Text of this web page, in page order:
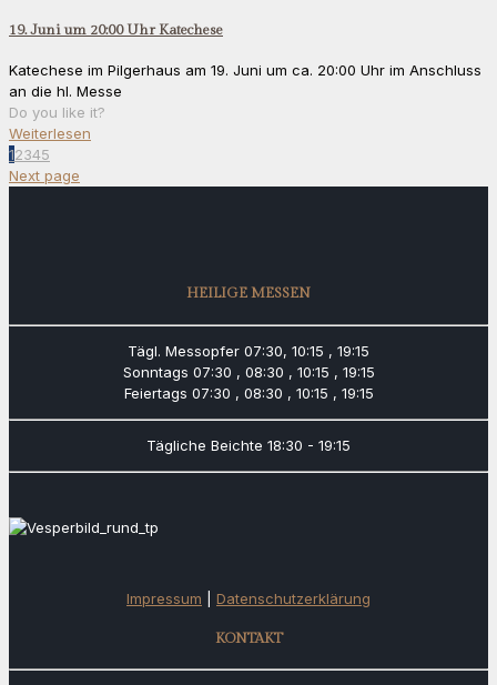
19. Juni um 20:00 Uhr Katechese
Katechese im Pilgerhaus am 19. Juni um ca. 20:00 Uhr im Anschluss
an die hl. Messe
Do you like it?
Weiterlesen
12345
Next page
HEILIGE MESSEN
Tägl. Messopfer 07:30, 10:15 , 19:15
Sonntags 07:30 , 08:30 , 10:15 , 19:15
Feiertags 07:30 , 08:30 , 10:15 , 19:15
Tägliche Beichte 18:30 - 19:15
Impressum Datenschutzerklärung
KONTAKT